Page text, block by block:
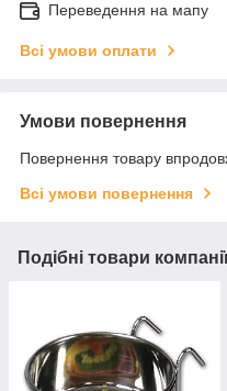
Переведення на мапу
Всі умови оплати
Умови повернення
Повернення товару
Всі умови повернення
Подібні товари